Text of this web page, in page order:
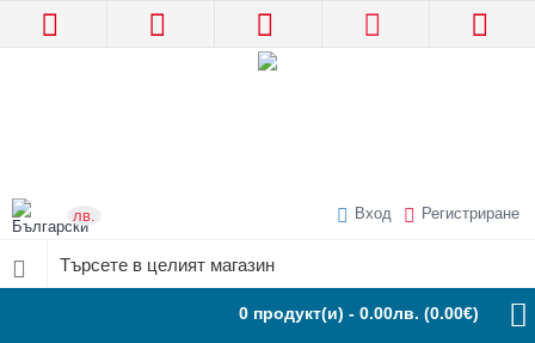
лв. Вход Регистриране
0 продукт(и) - 0.00лв. (0.00€)